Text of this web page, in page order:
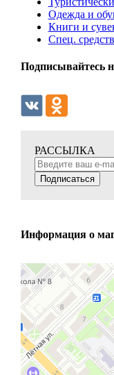
Одежда и
Книги и
Спец.
Подписывайтесь
РАССЫЛКА
Подписаться
Информация о